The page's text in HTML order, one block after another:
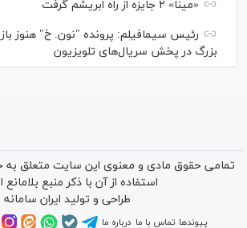
«مینا» ۲ جایزه از راه ابریشم گرفت
رئیس سیمافیلم: پرونده "نون. خ" هنوز
بزرگ در پخش سریال‌های تلویزیون
تمامی حقوق مادی و معنوی این سایت متعلق به
استفاده از آن با ذکر منبع
طراحی و تولید ایران سامانه
پیوندها تماس با ما درباره ما